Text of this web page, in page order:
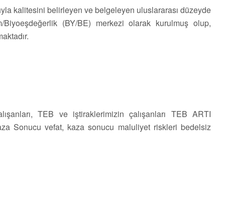
kalitesini belirleyen ve belgeleyen uluslararası düzeyde
(BY/BE) merkezi olarak kurulmuş olup,
TEB ve iştiraklerimizin çalışanları TEB ARTI
Sonucu vefat, kaza sonucu maluliyet riskleri bedelsiz